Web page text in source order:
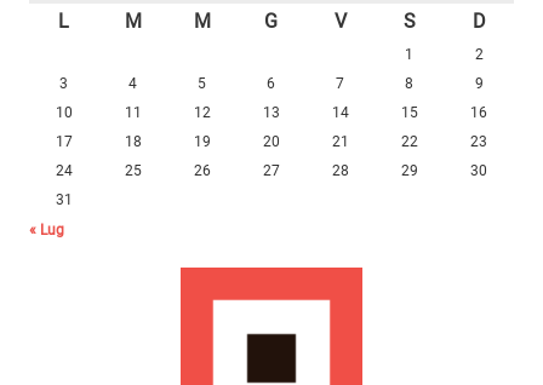
L M M G V S D
1
2
3
4 5 6 7 8
9
10
11 12 13 14 15
16
17
18 19 20 21 22
23
24
25 26 27 28 29
30
31
« Lug